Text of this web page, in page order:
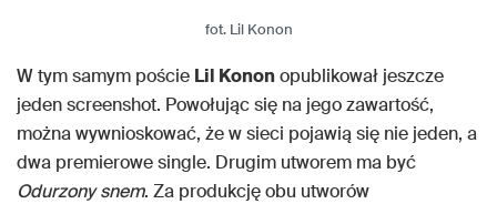
fot. Lil Konon
W tym samym poście Lil Kononopublikował jeszcze
jeden screenshot. Powołując się na jego zawartość,
można wywnioskować, że w sieci pojawią się nie jeden, a
dwa premierowe single. Drugim utworem ma być
Odurzony snem. Za produkcję obu utworów